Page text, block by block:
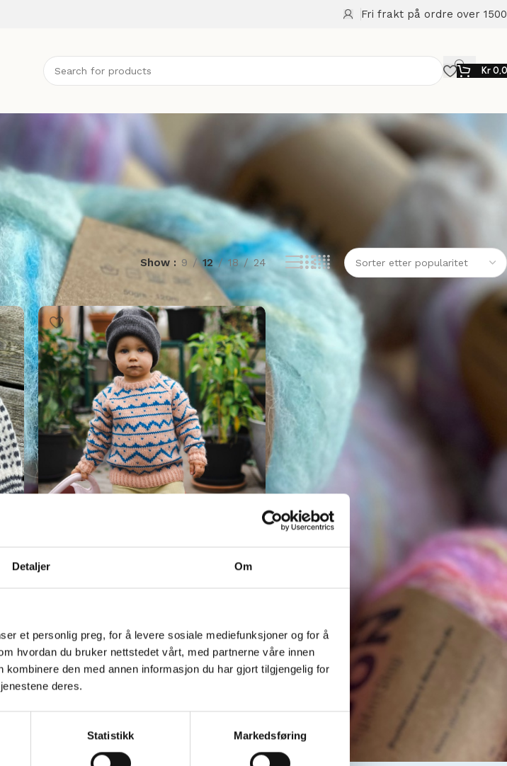
Detaljer Om
et personlig preg, for å levere sosiale mediefunksjoner og for å
hvordan du bruker nettstedet vårt, med partnerne våre innen
den med annen informasjon du har gjort tilgjengelig for
deres.
Statistikk Markedsføring
Fri frakt på ordre over
Kr
Show 9 12 18 24
Fra